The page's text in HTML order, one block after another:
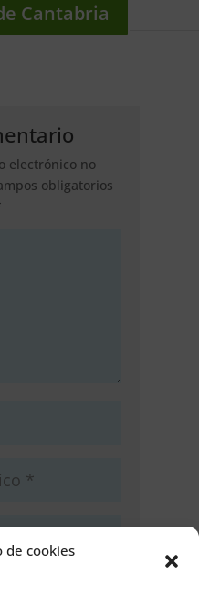
de cookies
Cantabria
electrónico no
obligatorios
correo